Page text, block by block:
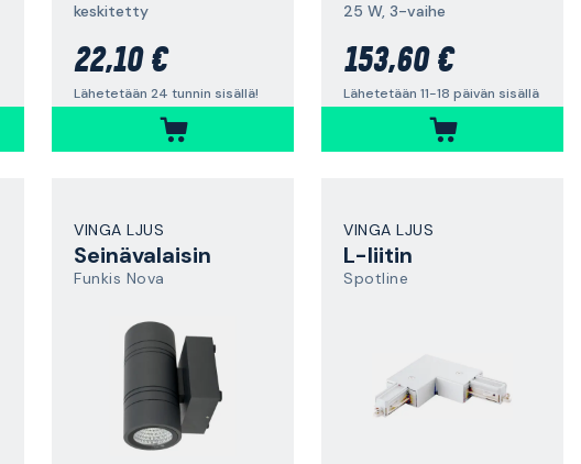
keskitetty
22,10 €
Lähetetään 24 tunnin sisällä!
25 W, 3-vaihe
153,60 €
Lähetetään 11-18 päivän sisällä
VINGA LJUS
Seinävalaisin
Funkis Nova
VINGA LJUS
L-liitin
Spotline